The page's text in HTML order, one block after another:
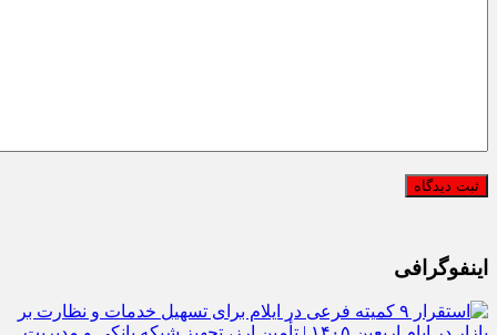
اینفوگرافی